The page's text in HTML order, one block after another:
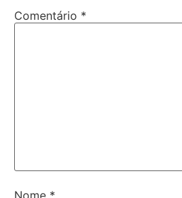
Comentário *